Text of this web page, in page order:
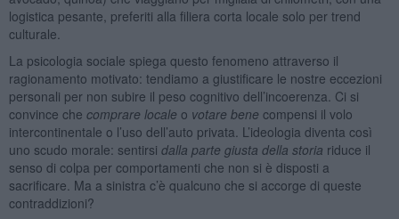
logistica pesante, preferiti alla filiera corta locale solo per trend
culturale.
La psicologia sociale spiega questo fenomeno attraverso il
ragionamento motivato: tendiamo a giustificare le nostre eccezioni
personali per non subire il peso cognitivo dell’incoerenza. Ci si
convince che comprare locale o votare bene compensi il volo
intercontinentale o l’uso dell’auto privata. L’ideologia diventa così
uno scudo morale: sentirsi dalla parte giusta della storia riduce il
senso di colpa per comportamenti che non si è disposti a
sacrificare. Ma a sinistra c’è qualcuno che si accorge di queste
contraddizioni?